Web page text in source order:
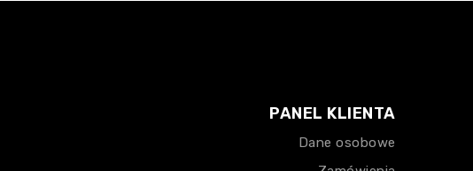
PANEL KLIENTA
Dane osobowe